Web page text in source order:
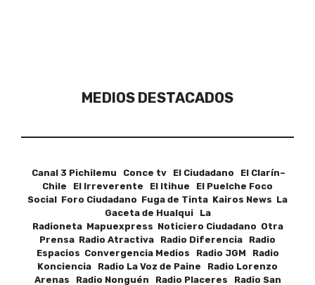
MEDIOS DESTACADOS
Canal 3 Pichilemu Conce tv El Ciudadano El Clarín–
Chile El Irreverente El Itihue El Puelche Foco
Social Foro Ciudadano Fuga de Tinta Kairos News La
Gaceta de Hualqui La
Radioneta Mapuexpress Noticiero Ciudadano Otra
Prensa Radio Atractiva Radio Diferencia Radio
Espacios Convergencia Medios Radio JGM Radio
Konciencia Radio La Voz de Paine Radio Lorenzo
Arenas Radio Nonguén Radio Placeres Radio San